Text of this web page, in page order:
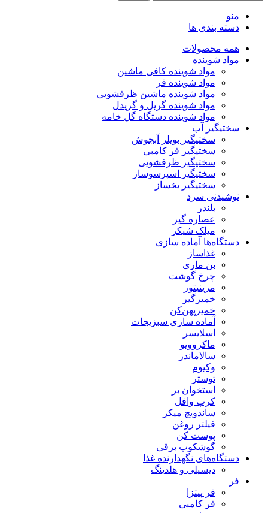
منو
دسته بندی ها
همه محصولات
مواد شوینده
مواد شوینده کافی ماشین
مواد شوینده فر
مواد شوینده ماشین ظرفشویی
مواد شوینده گریل و گریدل
مواد شوینده دستگاه گل خامه
سختیگیر آب
سختیگیر بویلر آبجوش
سختیگیر فر کامبی
سختیگیر ظرفشویی
سختیگیر اسپرسوساز
سختیگیر یخساز
نوشیدنی سرد
بلندر
عصاره گیر
میلک شیکر
دستگاه‌ها آماده سازی
غذاساز
بن ماری
چرخ گوشت
مرینیتور
خمیرگیر
خمیر‌پهن‌کن
آماده سازی سبزیجات
اسلایسر
ماکروویو
سالاماندر
وکیوم
توستر
استخوان بر
کرپ وافل
ساندویچ میکر
فیلتر روغن
پوست کن
گوشکوب برقی
دستگاه‌های نگهدارنده غذا
دیسپلی و هلدینگ
فر
فر پیتزا
فر کامبی